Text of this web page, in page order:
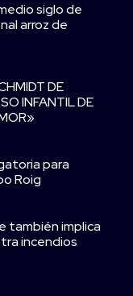
siglo de
arroz de
DE
INFANTIL DE
para
Roig
también implica
incendios